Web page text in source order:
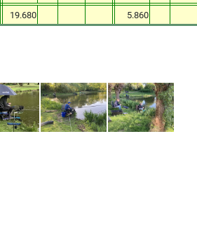
19.680 5.860